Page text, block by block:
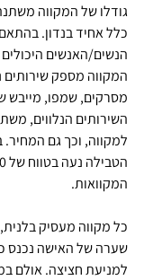
גודלו של המקווה
כלל אחיד בנדון.
הנשים/האנשים
המקווה מספק שירותים
מסרקים, שמפו, מייבש
השירותים הנלווים,
למקווה, וכך גם המחיר.
המקוואות.
כל מקווה מעסיק
שערה של האישה נכנס
למניעת חציצה. אולם